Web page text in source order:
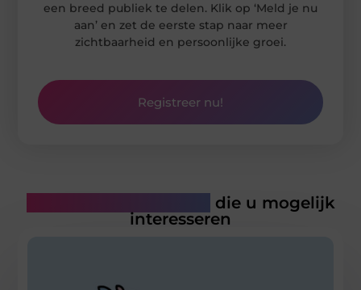
een breed publiek te delen. Klik op ‘Meld je nu
aan’ en zet de eerste stap naar meer
zichtbaarheid en persoonlijke groei.
Registreer nu!
die u mogelijk
interesseren